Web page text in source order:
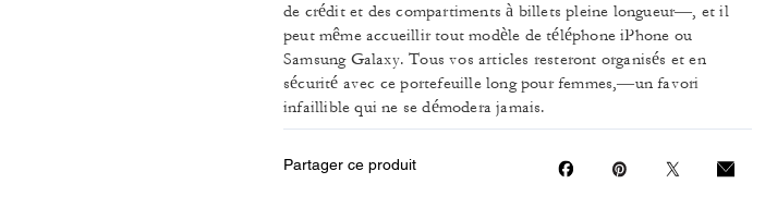
de crédit et des compartiments à billets pleine longueur—, et il
peut même accueillir tout modèle de téléphone iPhone ou
Samsung Galaxy. Tous vos articles resteront organisés et en
sécurité avec ce portefeuille long pour femmes,—un favori
infaillible qui ne se démodera jamais.
Partager ce produit